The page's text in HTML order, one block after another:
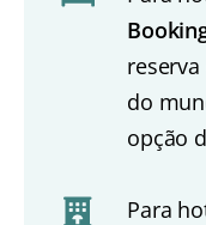
do
opção
Para